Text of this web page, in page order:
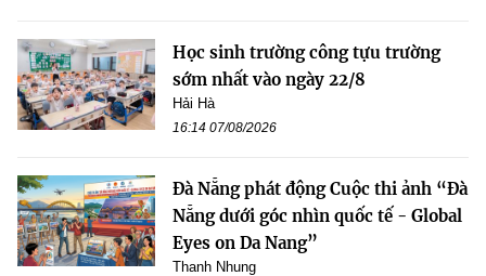
Học sinh trường công tựu trường
sớm nhất vào ngày 22/8
Hải Hà
16:14 07/08/2026
Đà Nẵng phát động Cuộc thi ảnh “Đà
Nẵng dưới góc nhìn quốc tế - Global
Eyes on Da Nang”
Thanh Nhung